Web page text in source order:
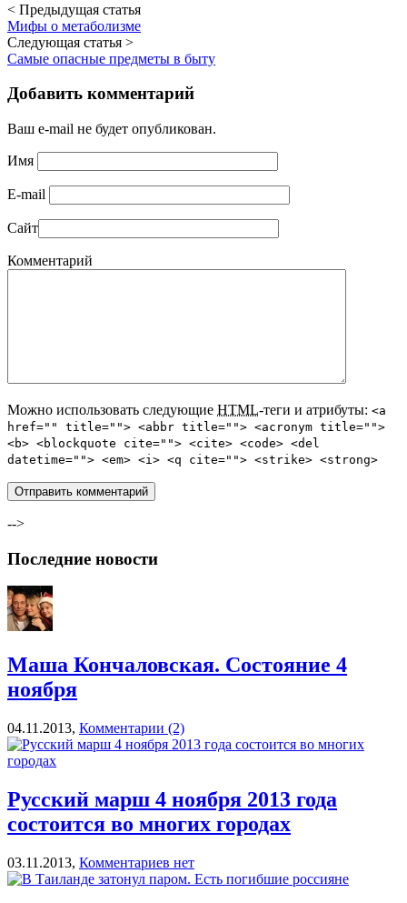
< Предыдущая статья
Мифы о метаболизме
Следующая статья >
Самые опасные предметы в быту
Добавить комментарий
Ваш e-mail не будет опубликован.
Имя
E-mail
Сайт
Комментарий
Можно использовать следующие HTML-теги и атрибуты: <a
href="" title=""> <abbr title=""> <acronym title="">
<b> <blockquote cite=""> <cite> <code> <del
datetime=""> <em> <i> <q cite=""> <strike> <strong>
-->
Последние новости
Маша Кончаловская. Состояние 4
ноября
04.11.2013, Комментарии (2)
Русский марш 4 ноября 2013 года
состоится во многих городах
03.11.2013, Комментариев нет